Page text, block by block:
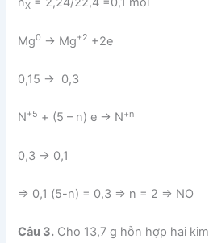
X
Mg0 → Mg+2 +2e
0,15 → 0,3
N+5 + (5 – n) e → N+n
0,3 → 0,1
=> 0,1 (5-n) = 0,3 => n = 2 => NO
Câu 3. Cho 13,7 g hỗn hợp hai kim